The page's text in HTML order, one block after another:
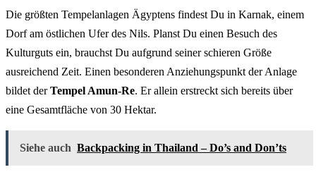
Die größten Tempelanlagen Ägyptens findest Du in Karnak, einem
Dorf am östlichen Ufer des Nils. Planst Du einen Besuch des
Kulturguts ein, brauchst Du aufgrund seiner schieren Größe
ausreichend Zeit. Einen besonderen Anziehungspunkt der Anlage
bildet derTempel Amun-Re. Er allein erstreckt sich bereits über
eine Gesamtfläche von 30 Hektar.
Siehe auch Backpacking in Thailand – Do’s and Don’ts